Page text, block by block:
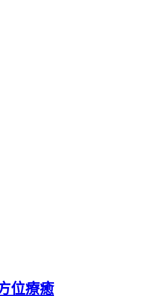
位療癒